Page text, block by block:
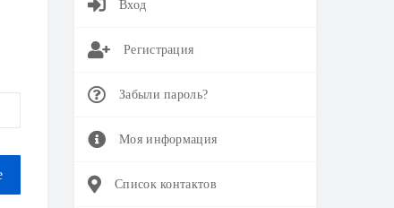
Вход
Регистрация
Забыли пароль?
Моя информация
Список контактов